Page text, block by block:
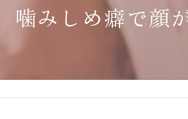
噛みしめ癖で顔